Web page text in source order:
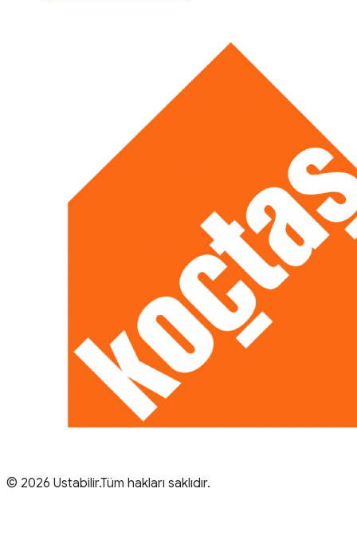
© 2026 Ustabilir.Tüm hakları saklıdır.